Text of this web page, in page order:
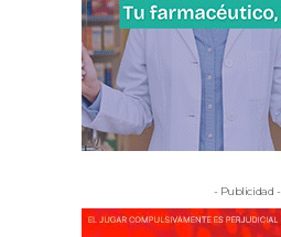
- Publicidad -